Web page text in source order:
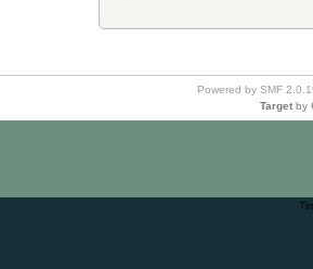
Powered by SMF
Target by